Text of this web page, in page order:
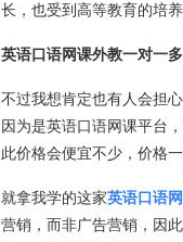
长，也受到高等教育的培
英语口语网课外教一对一
不过我想肯定也有人会担
因为是英语口语网课平台
此价格会便宜不少，价格
就拿我学的这家英语口语
营销，而非广告营销，因